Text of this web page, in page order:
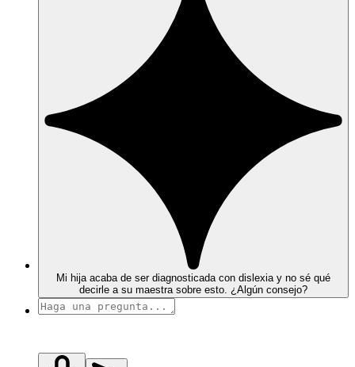
Mi hija acaba de ser diagnosticada con dislexia y no sé qué
decirle a su maestra sobre esto. ¿Algún consejo?